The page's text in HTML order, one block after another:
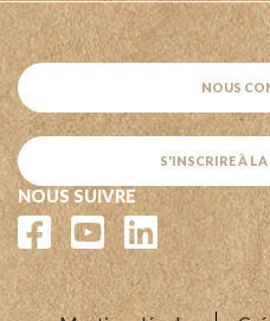
NOUS
S'INSCRIRE À
NOUS SUIVRE